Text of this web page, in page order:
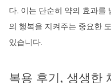
다. 이는 단순히 약의 효과를
의 행복을 지켜주는 중요한
있습니다.
복용 후기, 생생한